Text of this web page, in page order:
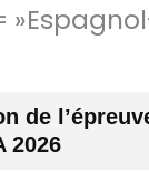
de
2026